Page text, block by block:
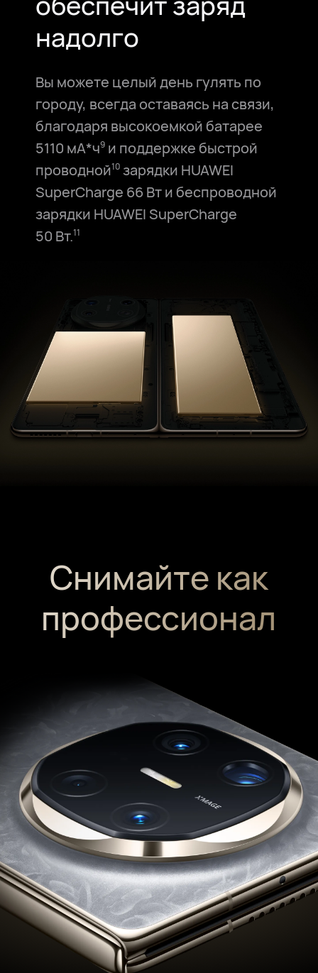
надолго
Вы можете целый день гулять по
городу, всегда оставаясь на связи,
благодаря высокоемкой батарее
5110 мА*ч⁠9и поддержке быстрой
проводной⁠10зарядки HUAWEI
SuperCharge 66 Вт и беспроводной
зарядки HUAWEI SuperCharge
50 Вт.⁠11
Снимайте как
профессионал